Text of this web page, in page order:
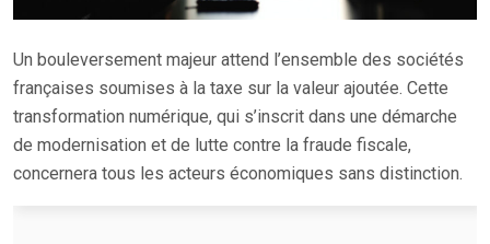
Un bouleversement majeur attend l’ensemble des sociétés
françaises soumises à la taxe sur la valeur ajoutée. Cette
transformation numérique, qui s’inscrit dans une démarche
de modernisation et de lutte contre la fraude fiscale,
concernera tous les acteurs économiques sans distinction.